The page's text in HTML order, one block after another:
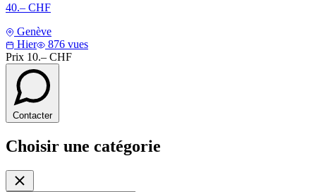
40.– CHF
Genève
Hier
876 vues
Prix 10.– CHF
Contacter
Choisir une catégorie